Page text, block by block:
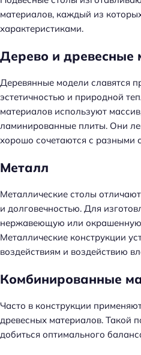
материалов, каждый из
характеристиками.
Дерево и древесные
Деревянные модели славятся
эстетичностью и природной
материалов используют
ламинированные плиты. Они
хорошо сочетаются с разными
Металл
Металлические столы
и долговечностью. Для
нержавеющую или
Металлические конструкции
воздействиям и воздействию
Комбинированные
Часто в конструкции
древесных материалов. Такой
добиться оптимального